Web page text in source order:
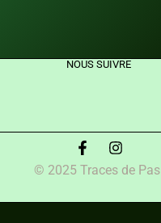
NOUS SUIVRE
© 2025 Traces de Pas